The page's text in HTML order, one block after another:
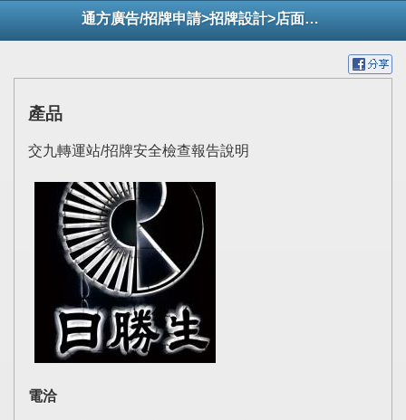
通方廣告/招牌申請>招牌設計>店面整修
產品
交九轉運站/招牌安全檢查報告說明
電洽